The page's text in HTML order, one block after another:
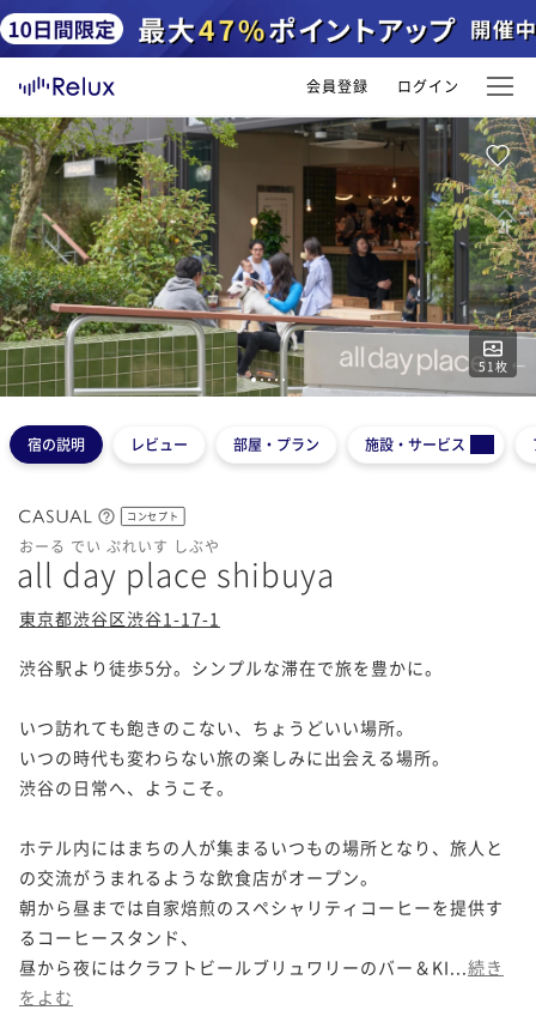
会員登録 ログイン
51 枚
1234 5
宿の説明 レビュー 部屋・プラン 施設・サービス
コンセプト
おーる でい ぷれいす しぶや
all day place shibuya
東京都渋谷区渋谷1-17-1
渋谷駅より徒歩5分。シンプルな滞在で旅を豊かに。
いつ訪れても飽きのこない、ちょうどいい場所。
いつの時代も変わらない旅の楽しみに出会える場所。
渋谷の日常へ、ようこそ。
ホテル内にはまちの人が集まるいつもの場所となり、旅人と
の交流がうまれるような飲食店がオープン。
朝から昼までは自家焙煎のスペシャリティコーヒーを提供す
るコーヒースタンド、
昼から夜にはクラフトビールブリュワリーのバー＆KI... 続き
をよむ